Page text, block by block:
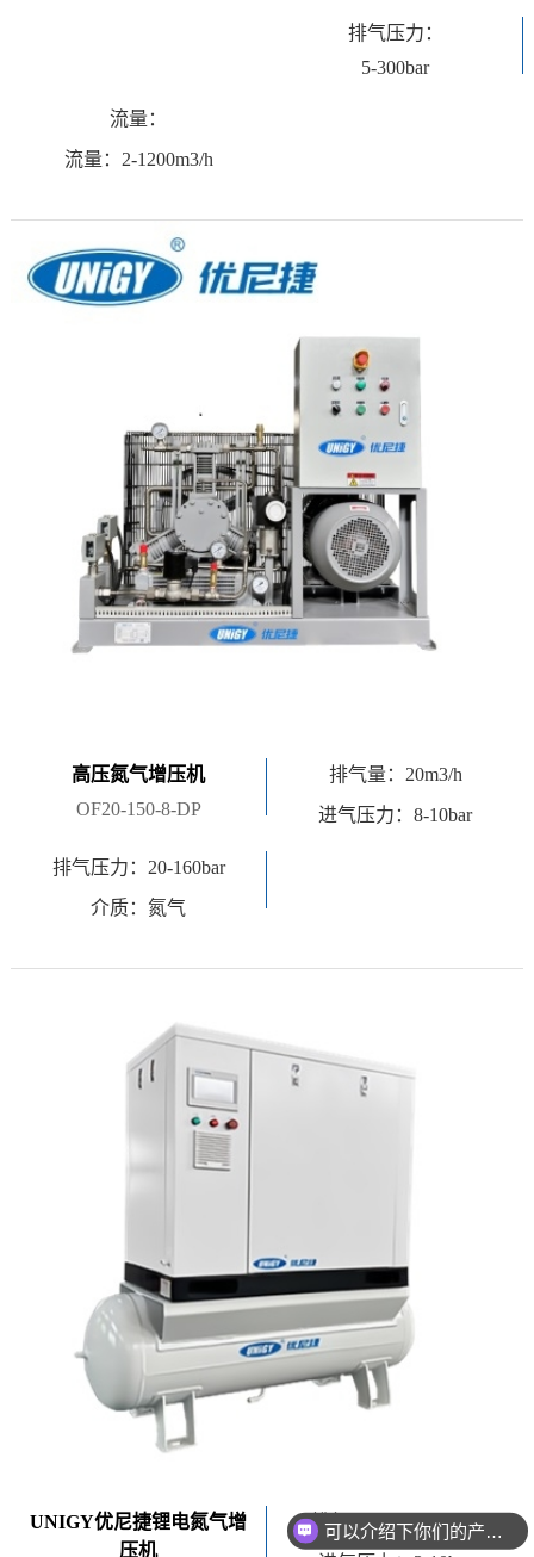
排气压力：
5-300bar
流量：
流量：2-1200m3/h
高压氮气增压机
OF20-150-8-DP
排气量：20m3/h
进气压力：8-10bar
排气压力：20-160bar
介质：氮气
UNIGY优尼捷锂电氮气增
压机
排气量：10-400m3/h
你们是怎么收费的呢